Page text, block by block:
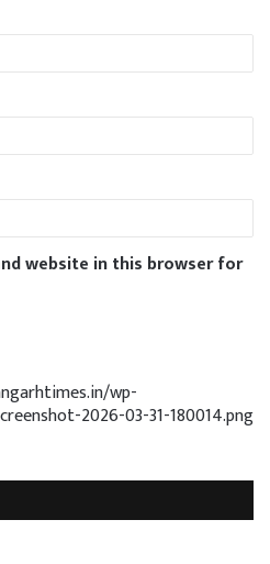
website in this browser for
wp-
2026-03-31-180014.png